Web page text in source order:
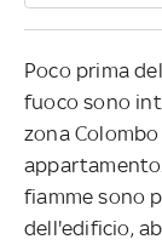
Poco prima
fuoco sono
zona
fiamme sono
dell'edificio,